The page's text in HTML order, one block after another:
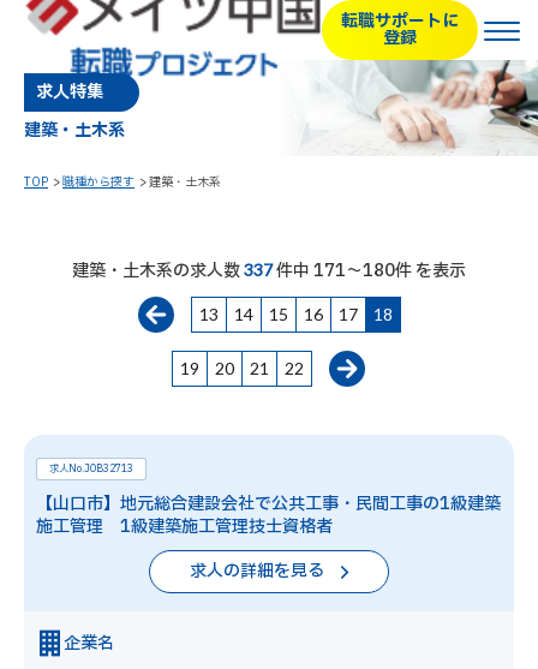
転職サポートに
登録
求人特集
建築・土木系
TOP 職種から探す 建築・土木系
建築・土木系の求人数337件中 171～180件 を表示
13 14 15 16 17 18
19 20 21 22
求人No.JOB32713
【山口市】地元総合建設会社で公共工事・民間工事の1級建築
施工管理 1級建築施工管理技士資格者
求人の詳細を見る
企業名